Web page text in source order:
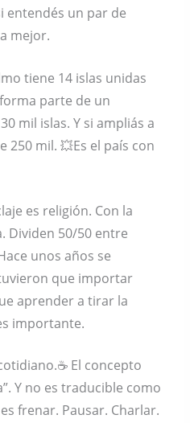
entendés un par de
mejor.
tiene 14 islas unidas
parte de un
mil islas. Y si ampliás a
250 mil. 💥Es el país con
es religión. Con la
Dividen 50/50 entre
unos años se
que importar
aprender a tirar la
importante.
El concepto
Y no es traducible como
frenar. Pausar. Charlar.